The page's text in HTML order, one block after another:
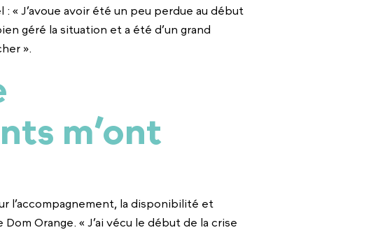
« J’avoue avoir été un peu perdue au début
géré la situation et a été d’un grand
».
m’ont
l’accompagnement, la disponibilité et
Orange. « J’ai vécu le début de la crise